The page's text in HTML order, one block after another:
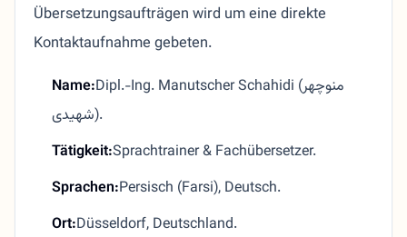
Übersetzungsaufträgen wird um eine direkte
Kontaktaufnahme gebeten.
Name:Dipl.-Ing. Manutscher Schahidi (منوچهر
شهیدی).
Tätigkeit:Sprachtrainer & Fachübersetzer.
Sprachen:Persisch (Farsi), Deutsch.
Ort:Düsseldorf, Deutschland.